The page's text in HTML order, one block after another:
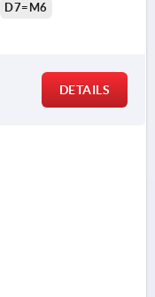
D7=M6
DETAILS